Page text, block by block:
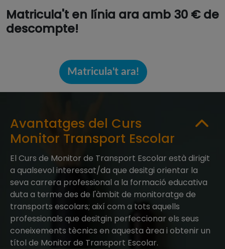
Matricula't en línia ara amb 30 € de
descompte!
Matricula't ara!
Avantatges del Curs
Monitor Transport Escolar
El Curs de Monitor de Transport Escolar està dirigit
a qualsevol interessat/da que desitgi orientar la
seva carrera professional a la formació educativa
duta a terme des de l'àmbit de monitoratge de
transports escolars; així com a tots aquells
professionals que desitgin perfeccionar els seus
coneixements tècnics en aquesta àrea i obtenir un
títol de Monitor de Transport Escolar.